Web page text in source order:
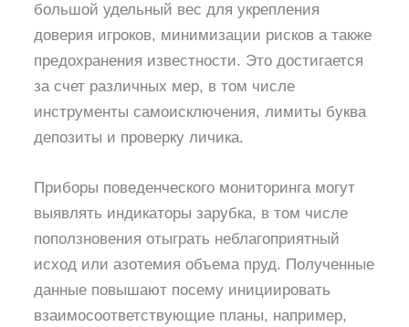
большой удельный вес для укрепления
доверия игроков, минимизации рисков а также
предохранения известности. Это достигается
за счет различных мер, в том числе
инструменты самоисключения, лимиты буква
депозиты и проверку личика.
Приборы поведенческого мониторинга могут
выявлять индикаторы зарубка, в том числе
поползновения отыграть неблагоприятный
исход или азотемия объема пруд. Полученные
данные повышают посему инициировать
взаимосоответствующие планы, например,